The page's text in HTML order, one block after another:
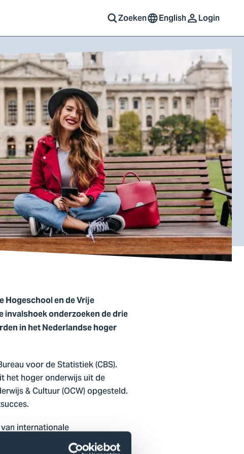
Zoeken
English Login
Hogeschool en de Vrije
invalshoek onderzoeken de drie
in het Nederlandse hoger
voor de Statistiek (CBS).
het hoger onderwijs uit de
& Cultuur (OCW) opgesteld.
internationale
Daarbij is er extra